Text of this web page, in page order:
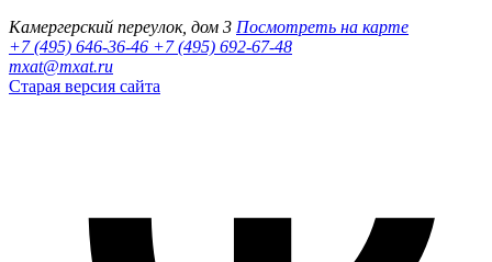
Камергерский переулок, дом 3 Посмотреть на карте
+7 (495) 646-36-46 +7 (495) 692-67-48‬
mxat@mxat.ru
Старая версия сайта